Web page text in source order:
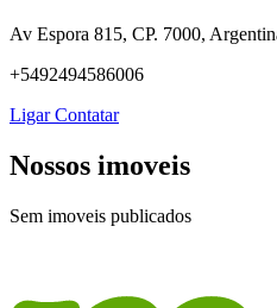
Av Espora 815, CP. 7000,
+5492494586006
LigarContatar
Nossos imoveis
Sem imoveis publicados